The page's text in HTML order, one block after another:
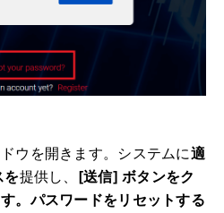
ウを開きます。 システムに適
を提供し、 [送信] ボタンをク
。パスワードをリセットする